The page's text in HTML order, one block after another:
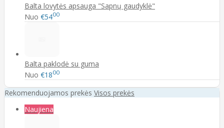
Balta lovytės apsauga "Sapnų gaudyklė"
Nuo €5400
Balta paklodė su guma
Nuo €1800
Rekomenduojamos prekės Visos prekės
Naujiena